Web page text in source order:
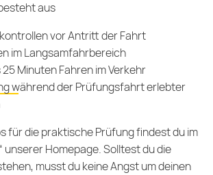
aus
vor Antritt der Fahrt
im Langsamfahrbereich
Minuten Fahren im Verkehr
während der Prüfungsfahrt erlebter
für die praktische Prüfung findest du im
unserer Homepage. Solltest du die
musst du keine Angst um deinen